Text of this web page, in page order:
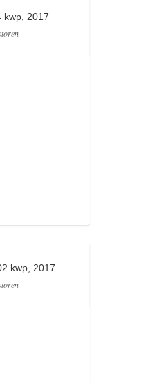
kwp, 2017
kwp, 2017